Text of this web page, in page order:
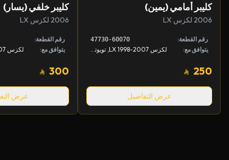
كليبر أمامي (يمين)
2006 لكزس LX
رقم القطعة: 47730-60070
يتوافق مع:
250
عرض التفاصيل
كليبر خلفي (يسار)
2006 لكزس LX
رقم القطعة:
يتوافق مع:
300
عرض